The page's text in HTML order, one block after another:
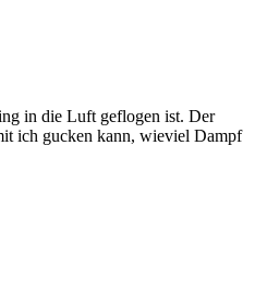
in die Luft geflogen ist. Der
ich gucken kann, wieviel Dampf